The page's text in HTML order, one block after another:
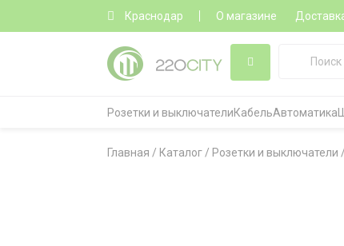
Краснодар О магазине
Розетки и выключателиКабельАвтоматика
Главная / Каталог / Розетки и выключатели /